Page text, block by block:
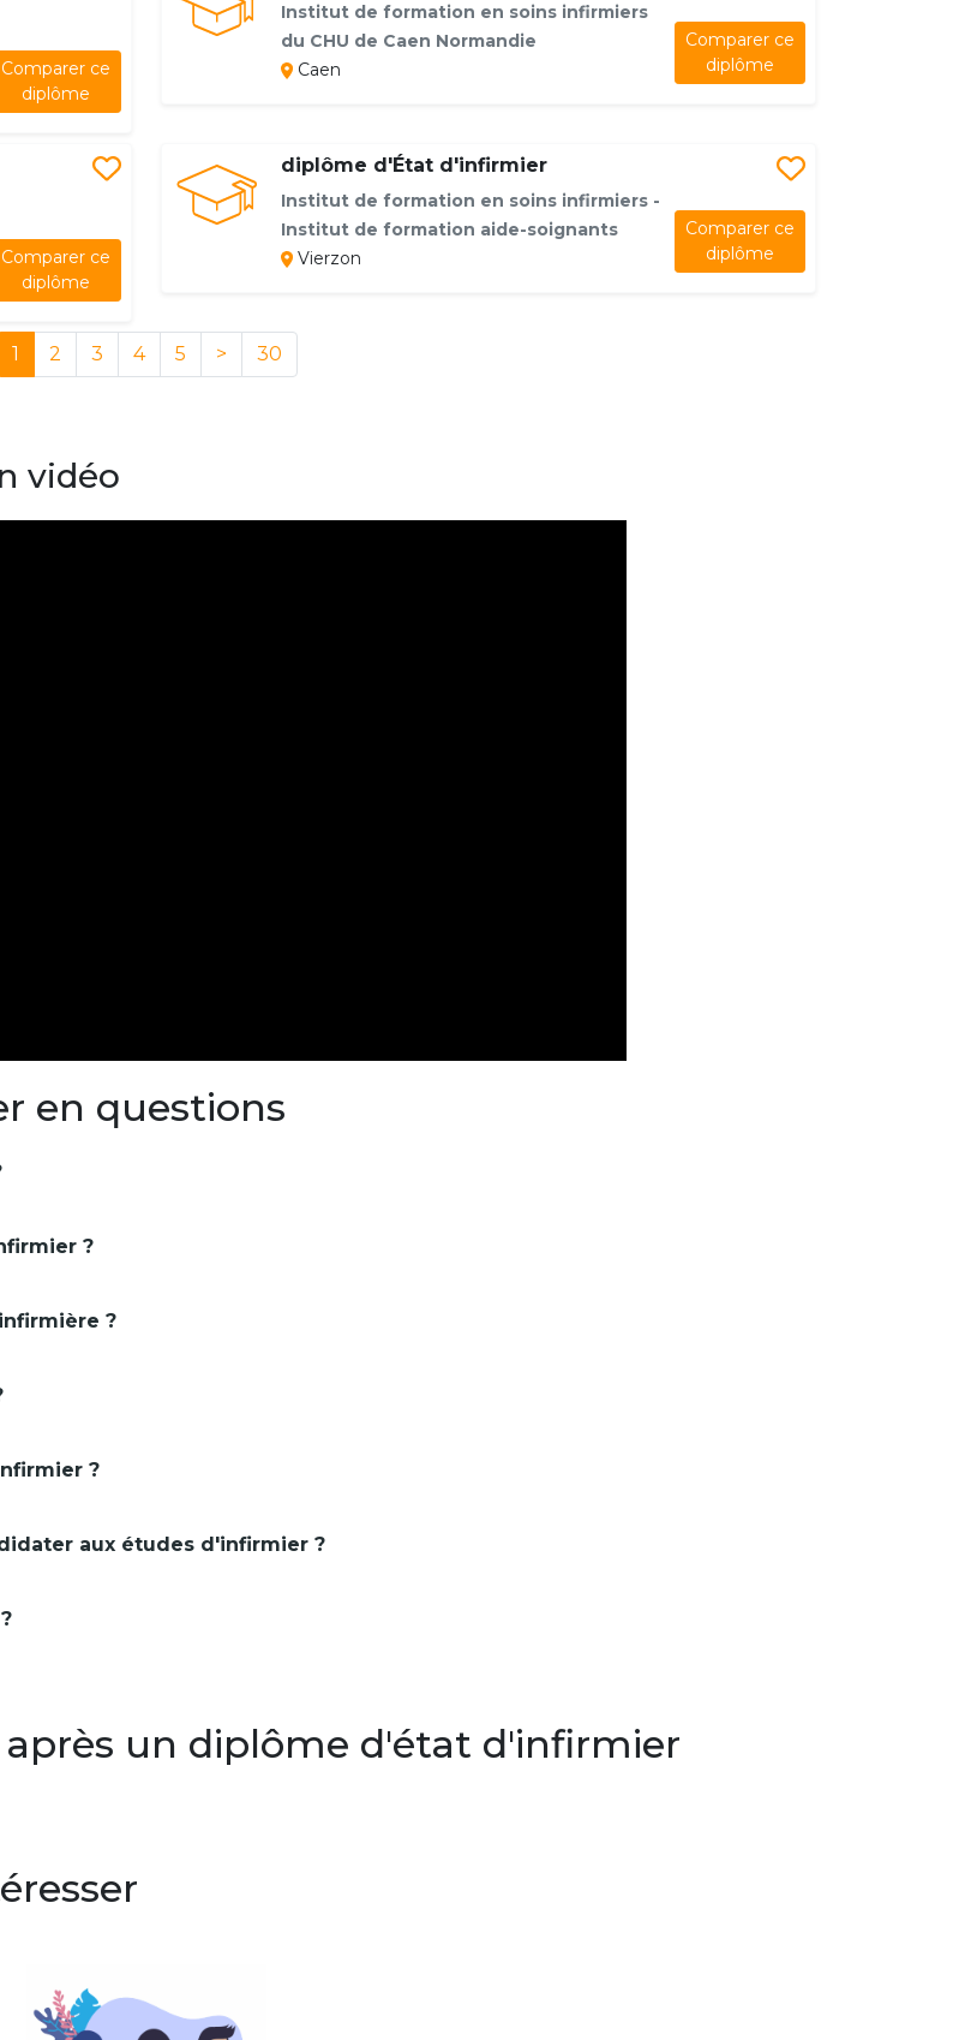
Comparer ce
diplôme
Institut de formation en soins infirmiers
du CHU de Caen Normandie
Caen
Comparer ce
diplôme
Comparer ce
diplôme
diplôme d'État d'infirmier
Institut de formation en soins infirmiers -
Institut de formation aide-soignants
Vierzon
Comparer ce
diplôme
1 2 3 4 5 > 30
vidéo
en questions
?
?
?
aux études d'infirmier ?
après un diplôme d'état d'infirmier